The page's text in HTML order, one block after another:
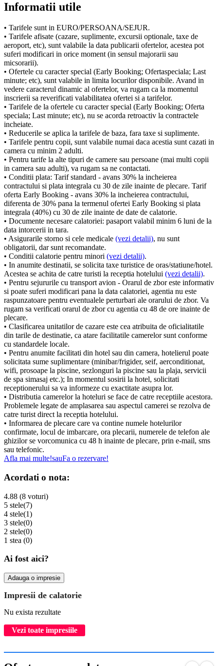
Informatii utile
• Tarifele sunt in EURO/PERSOANA/SEJUR.
• Tarifele afisate (cazare, suplimente, excursii optionale, taxe de
aeroport, etc), sunt valabile la data publicarii ofertelor, acestea pot
suferi modificari in orice moment (in sensul majorarii sau
micsorarii).
• Ofertele cu caracter special (Early Booking; Ofertaspeciala; Last
minute; etc), sunt valabile in limita locurilor disponibile. Avand in
vedere caracterul dinamic al ofertelor, va rugam ca la momentul
inscrierii sa reverificati valabilitatea ofertei si a tarifelor.
• Tarifele de la ofertele cu caracter special (Early Booking; Oferta
speciala; Last minute; etc), nu se acorda retroactiv la contractele
incheiate.
• Reducerile se aplica la tarifele de baza, fara taxe si suplimente.
• Tarifele pentru copii, sunt valabile numai daca acestia sunt cazati in
camera cu minim 2 adulti.
• Pentru tarife la alte tipuri de camere sau persoane (mai multi copii
in camera sau adulti), va rugam sa ne contactati.
• Conditii plata: Tarif standard - avans 30% la incheierea
contractului si plata integrala cu 30 de zile inainte de plecare. Tarif
oferta Early Booking - avans 30% la incheierea contractului,
diferenta de 30% pana la termenul ofertei Early Booking si plata
integrala (40%) cu 30 de zile inainte de date de calatorie.
• Documente necesare calatoriei: pasaport valabil minim 6 luni de la
data intorcerii in tara.
• Asigurarile storno si cele medicale (vezi detalii), nu sunt
obligatorii, dar sunt recomandate.
• Conditii calatorie pentru minori (vezi detalii).
• In anumite destinatii, se solicita taxe turistice de oras/statiune/hotel.
Acestea se achita de catre turisti la receptia hotelului (vezi detalii).
• Pentru sejururile cu transport avion - Orarul de zbor este informativ
si poate suferi modificari pana la data calatoriei, agentia nu este
raspunzatoare pentru eventualele perturbari ale orarului de zbor. Va
rugam sa verificati orarul de zbor cu agentia cu 48 de ore inainte de
plecare.
• Clasificarea unitatilor de cazare este cea atribuita de oficialitatile
din tarile de destinatie, ca atare facilitatile camerelor sunt conforme
cu standardele locale.
• Pentru anumite facilitati din hotel sau din camera, hotelierul poate
solicitata sume suplimentare (minibar/frigider, seif, aerconditionat,
wifi, prosoape la piscine, sezlonguri la piscine sau la plaja, servicii
de spa simasaj etc.); In momentul sosirii la hotel, solicitati
receptionerului sa va informeze cu exactitate asupra lor.
• Distributia camerelor la hoteluri se face de catre receptiile acestora.
Problemele legate de amplasarea sau aspectul camerei se rezolva de
catre turist direct la receptia hotelului.
• Informarea de plecare care va contine numele hotelurilor
confirmate, locul de imbarcare, ora plecarii, numerele de telefon ale
ghizilor se vorcomunica cu 48 h inainte de plecare, prin e-mail, sms
sau telefonic.
Afla mai multe!sauFa o rezervare!
Acordati o nota:
4.88 (8 voturi)
5 stele(7)
4 stele(1)
3 stele(0)
2 stele(0)
1 stea (0)
Ai fost aici?
Adauga o impresie
Impresii de calatorie
Nu exista rezultate
Vezi toate impresiile